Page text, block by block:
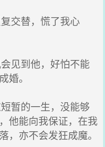
交替，慌了我心
见到他，好怕不能
婚。
暂的一生，没能够
他能向我保证，在我
，亦不会发狂成魔。